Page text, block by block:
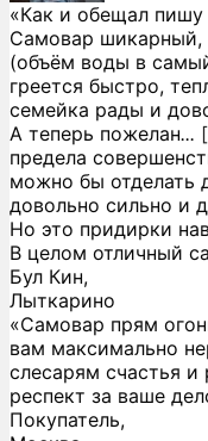
«Как и обещал пишу
Самовар шикарный,
(объём воды в
греется быстро,
семейка рады и
А теперь пожелан...
предела
можно бы отделать
довольно сильно и
Но это придирки
В целом отличный
Бул Кин,
Лыткарино
«Самовар прям
вам максимально
слесарям счастья
респект за ваше
Покупатель,